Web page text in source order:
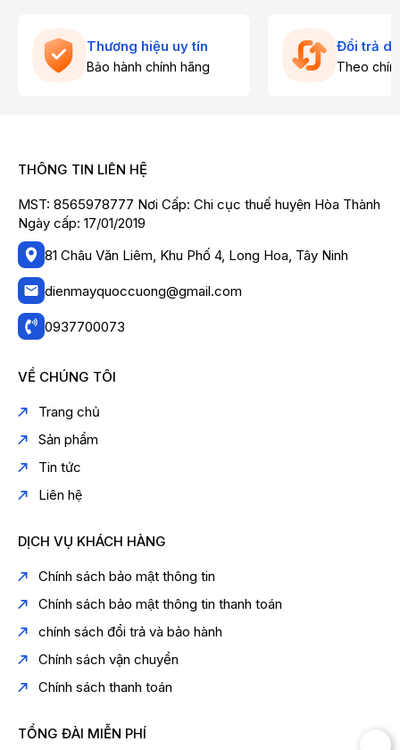
Thương hiệu uy tín
Bảo hành chính hãng
Đổi trả
Theo
THÔNG TIN LIÊN HỆ
MST: 8565978777 Nơi Cấp: Chi cục thuế huyện Hòa Thành
Ngày cấp: 17/01/2019
81 Châu Văn Liêm, Khu Phố 4, Long Hoa, Tây Ninh
dienmayquoccuong@gmail.com
0937700073
VỀ CHÚNG TÔI
Trang chủ
Sản phẩm
Tin tức
Liên hệ
DỊCH VỤ KHÁCH HÀNG
Chính sách bảo mật thông tin
Chính sách bảo mật thông tin thanh toán
chính sách đổi trả và bảo hành
Chính sách vận chuyển
Chính sách thanh toán
TỔNG ĐÀI MIỄN PHÍ